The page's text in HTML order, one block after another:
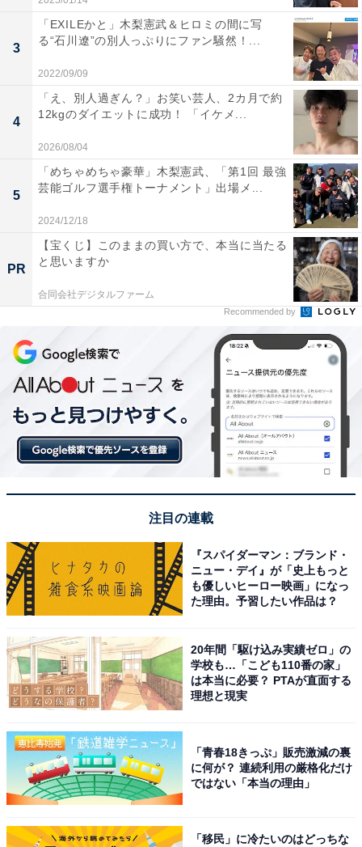
3
「EXILEかと」木梨憲武＆ヒロミの間に写
る“石川遼”の別人っぷりにファン騒然！...
2022/09/09
4
「え、別人過ぎん？」お笑い芸人、2カ月で約
12kgのダイエットに成功！ 「イケメ...
2026/08/04
5
「めちゃめちゃ豪華」木梨憲武、「第1回 最強
芸能ゴルフ選手権トーナメント」出場メ...
2024/12/18
PR
【宝くじ】このままの買い方で、本当に当たる
と思いますか
合同会社デジタルファーム
Recommended by
注目の連載
『スパイダーマン：ブランド・
ニュー・デイ』が「史上もっと
も優しいヒーロー映画」になっ
た理由。予習したい作品は？
20年間「駆け込み実績ゼロ」の
学校も…「こども110番の家」
は本当に必要？ PTAが直面する
理想と現実
「青春18きっぷ」販売激減の裏
に何が？ 連続利用の厳格化だけ
ではない「本当の理由」
「移民」に冷たいのはどっちな